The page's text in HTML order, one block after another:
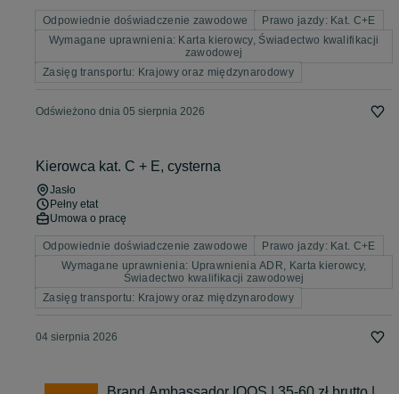
Odpowiednie doświadczenie zawodowe
Prawo jazdy: Kat. C+E
Wymagane uprawnienia: Karta kierowcy, Świadectwo kwalifikacji
zawodowej
Zasięg transportu: Krajowy oraz międzynarodowy
Odświeżono dnia 05 sierpnia 2026
Kierowca kat. C + E, cysterna
Jasło
Pełny etat
Umowa o pracę
Odpowiednie doświadczenie zawodowe
Prawo jazdy: Kat. C+E
Wymagane uprawnienia: Uprawnienia ADR, Karta kierowcy,
Świadectwo kwalifikacji zawodowej
Zasięg transportu: Krajowy oraz międzynarodowy
04 sierpnia 2026